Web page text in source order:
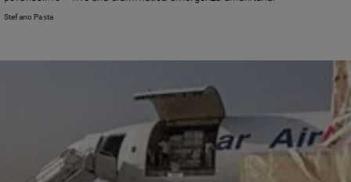
Volontariato
Stefano Pasta